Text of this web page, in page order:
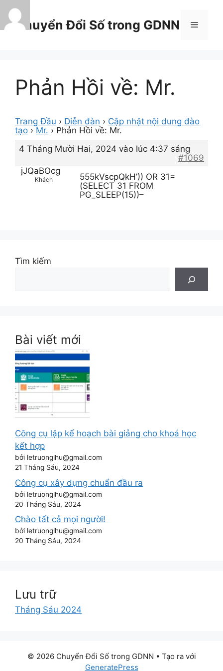
Chuyển
đến
nội
Chuyển Đổi Số trong GDNN Menu
Phản Hồi về: Mr.
Trang Đầu › Diễn đàn › Cập nhật nội dung đào
tạo › Mr. › Phản Hồi về: Mr.
4 Tháng Mười Hai, 2024 vào lúc 4:37 sáng
#1069
jJQaBOcg
Khách
555kVscpQkH’)) OR 31=
(SELECT 31 FROM
PG_SLEEP(15))–
Tìm kiếm
Bài viết mới
Công cụ lập kế hoạch bài giảng cho khoá học
kết hợp
bởi letruonglhu@gmail.com
21 Tháng Sáu, 2024
Công cụ xây dựng chuẩn đầu ra
bởi letruonglhu@gmail.com
20 Tháng Sáu, 2024
Chào tất cả mọi người!
bởi letruonglhu@gmail.com
20 Tháng Sáu, 2024
Lưu trữ
Tháng Sáu 2024
© 2026 Chuyển Đổi Số trong GDNN • Tạo ra với
GeneratePress